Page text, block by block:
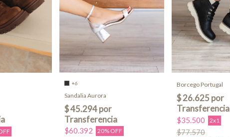
+6
Sandalia Aurora
$60.392 20% OFF
Borcego Portugal
$35.500 2x1
$77.570